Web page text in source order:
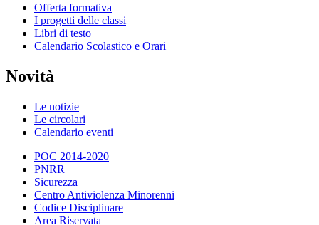
Offerta formativa
I progetti delle classi
Libri di testo
Calendario Scolastico e Orari
Novità
Le notizie
Le circolari
Calendario eventi
POC 2014-2020
PNRR
Sicurezza
Centro Antiviolenza Minorenni
Codice Disciplinare
Area Riservata